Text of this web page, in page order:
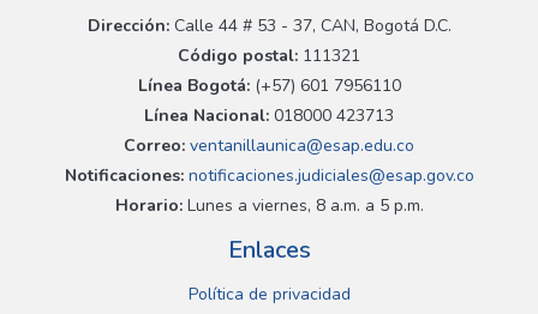
Dirección:Calle 44 # 53 - 37, CAN, Bogotá D.C.
Código postal: 111321
Línea Bogotá:(+57) 601 7956110
Línea Nacional: 018000 423713
Correo: ventanillaunica@esap.edu.co
Notificaciones:notificaciones.judiciales@esap.gov.co
Horario:Lunes a viernes, 8 a.m. a 5 p.m.
Enlaces
Política de privacidad